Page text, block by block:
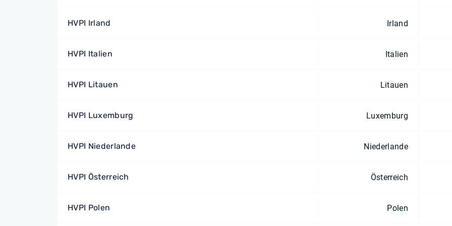
HVPI Irland Irland
HVPI Italien Italien
HVPI Litauen Litauen
HVPI Luxemburg Luxemburg
HVPI Niederlande Niederlande
HVPI Österreich Österreich
HVPI Polen Polen